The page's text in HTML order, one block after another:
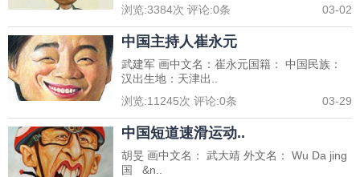
浏览:3384次 评论:0条 03-02
中国主持人崔永元
武建军 画中文名：崔永元国籍： 中国民族：
汉出生地：天津出..
浏览:11245次 评论:0条 03-29
中国短道速滑运动..
胡旻 画中文名： 武大靖 外文名： Wu Da jing
国 &n..